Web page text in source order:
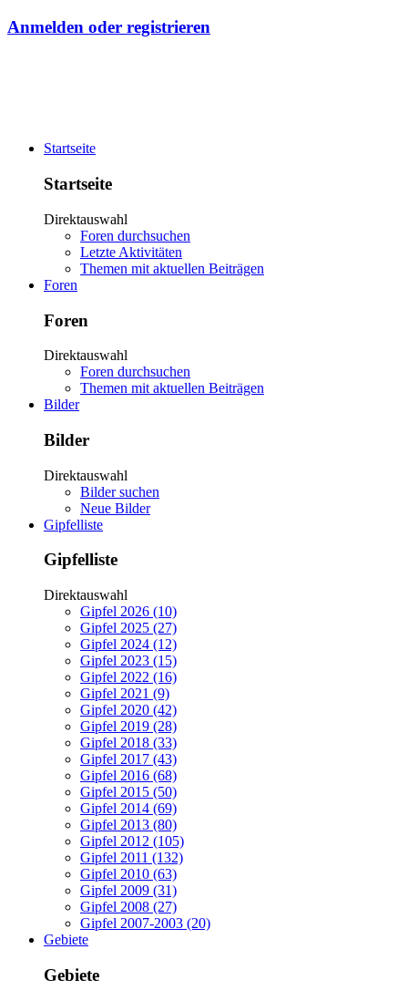
Anmelden oder registrieren
Startseite
Startseite
Direktauswahl
Foren durchsuchen
Letzte Aktivitäten
Themen mit aktuellen Beiträgen
Foren
Foren
Direktauswahl
Foren durchsuchen
Themen mit aktuellen Beiträgen
Bilder
Bilder
Direktauswahl
Bilder suchen
Neue Bilder
Gipfelliste
Gipfelliste
Direktauswahl
Gipfel 2026 (10)
Gipfel 2025 (27)
Gipfel 2024 (12)
Gipfel 2023 (15)
Gipfel 2022 (16)
Gipfel 2021 (9)
Gipfel 2020 (42)
Gipfel 2019 (28)
Gipfel 2018 (33)
Gipfel 2017 (43)
Gipfel 2016 (68)
Gipfel 2015 (50)
Gipfel 2014 (69)
Gipfel 2013 (80)
Gipfel 2012 (105)
Gipfel 2011 (132)
Gipfel 2010 (63)
Gipfel 2009 (31)
Gipfel 2008 (27)
Gipfel 2007-2003 (20)
Gebiete
Gebiete